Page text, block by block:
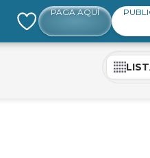
PAGA AQUÍ